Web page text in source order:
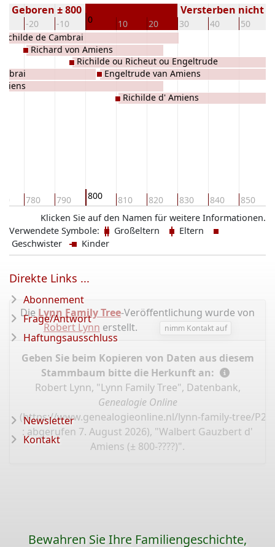
-20 -10 0 10 20 30 40 50
Geboren ± 800 Versterben nicht
780 790 800 810 820 830 840 850
Richilde de Cambrai
Richard von Amiens
Richilde ou Richeut ou Engeltrude
d'Amiens Engeltrude van Amiens
Richilde d' Amiens
Klicken Sie auf den Namen für weitere Informationen.
Verwendete Symbole:
Großeltern
Eltern
Geschwister
Kinder
Die Lynn Family Tree-Veröffentlichung wurde von
Robert Lynn erstellt. nimm Kontakt auf
Geben Sie beim Kopieren von Daten aus diesem
Stammbaum bitte die Herkunft an:
Robert Lynn, "Lynn Family Tree", Datenbank,
Genealogie Online
(https://www.genealogieonline.nl/lynn-family-tree/
: abgerufen 7. August 2026), "Walbert Gauzbert d'
Amiens (± 800-????)".
Direkte Links ...
Abonnement
Frage/Antwort
Haftungsausschluss
Newsletter
Kontakt
Bewahren Sie Ihre Familiengeschichte,